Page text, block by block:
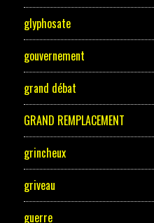
glyphosate
gouvernement
grand débat
GRAND REMPLACEMENT
grincheux
griveau
guerre